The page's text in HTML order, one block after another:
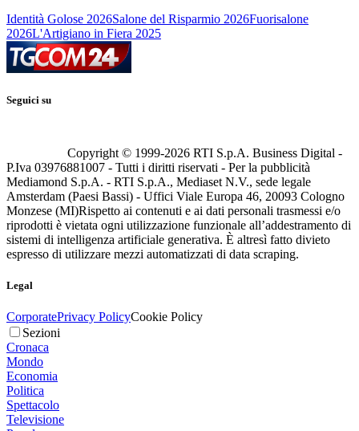
Identità Golose 2026Salone del Risparmio 2026Fuorisalone
2026L'Artigiano in Fiera 2025
Seguici su
Copyright © 1999-2026 RTI S.p.A. Business Digital -
P.Iva 03976881007 - Tutti i diritti riservati - Per la pubblicità
Mediamond S.p.A. - RTI S.p.A., Mediaset N.V., sede legale
Amsterdam (Paesi Bassi) - Uffici Viale Europa 46, 20093 Cologno
Monzese (MI)Rispetto ai contenuti e ai dati personali trasmessi e/o
riprodotti è vietata ogni utilizzazione funzionale all’addestramento di
sistemi di intelligenza artificiale generativa. È altresì fatto divieto
espresso di utilizzare mezzi automatizzati di data scraping.
Legal
CorporatePrivacy PolicyCookie Policy
Sezioni
Cronaca
Mondo
Economia
Politica
Spettacolo
Televisione